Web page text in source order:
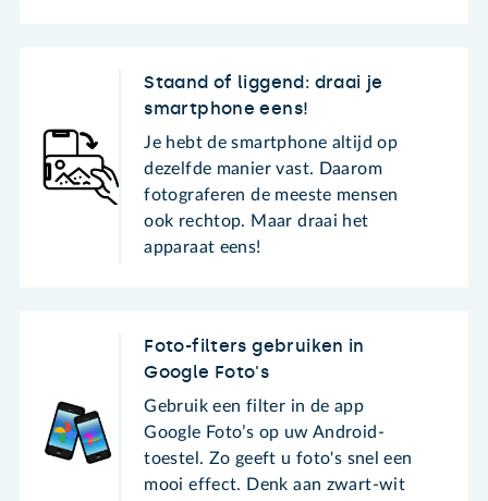
Staand of liggend: draai je
smartphone eens!
Je hebt de smartphone altijd op
dezelfde manier vast. Daarom
fotograferen de meeste mensen
ook rechtop. Maar draai het
apparaat eens!
Foto-filters gebruiken in
Google Foto's
Gebruik een filter in de app
Google Foto’s op uw Android-
toestel. Zo geeft u foto's snel een
mooi effect. Denk aan zwart-wit